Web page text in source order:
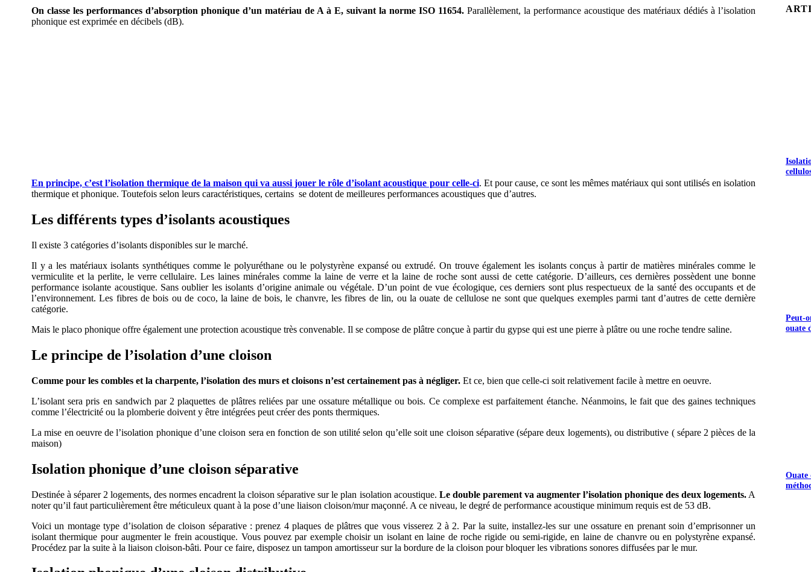
On classe les performances d’absorption phonique d’un matériau de A à E, suivant la norme ISO 11654. Parallèlement, la performance acoustique des matériaux dédiés à l’isolation
phonique est exprimée en décibels (dB).
En principe, c’est l’isolation thermique de la maison qui va aussi jouer le rôle d’isolant acoustique pour celle-ci. Et pour cause, ce sont les mêmes matériaux qui sont utilisés en isolation
thermique et phonique. Toutefois selon leurs caractéristiques, certains se dotent de meilleures performances acoustiques que d’autres.
Les différents types d’isolants acoustiques
Il existe 3 catégories d’isolants disponibles sur le marché.
Il y a les matériaux isolants synthétiques comme le polyuréthane ou le polystyrène expansé ou extrudé. On trouve également les isolants conçus à partir de matières minérales comme le
vermiculite et la perlite, le verre cellulaire. Les laines minérales comme la laine de verre et la laine de roche sont aussi de cette catégorie. D’ailleurs, ces dernières possèdent une bonne
performance isolante acoustique. Sans oublier les isolants d’origine animale ou végétale. D’un point de vue écologique, ces derniers sont plus respectueux de la santé des occupants et de
l’environnement.Les fibres de bois ou de coco, la laine de bois, le chanvre, les fibres de lin, ou la ouate de cellulose ne sont que quelques exemples parmi tant d’autres de cette dernière
catégorie.
Mais le placo phonique offre également une protection acoustique très convenable. Il se compose de plâtre conçue à partir du gypse qui est une pierre à plâtre ou une roche tendre saline.
Le principe de l’isolation d’une cloison
Comme pour les combles et la charpente, l’isolation des murs et cloisons n’est certainement pas à négliger. Et ce, bien que celle-ci soit relativement facile à mettre en oeuvre.
L’isolant sera pris en sandwich par 2 plaquettes de plâtres reliées par une ossature métallique ou bois. Ce complexe est parfaitement étanche. Néanmoins, le fait que des gaines techniques
comme l’électricité ou la plomberie doivent y être intégrées peut créer des ponts thermiques.
La mise en oeuvre de l’isolation phonique d’une cloison sera en fonction de son utilité selon qu’elle soit une cloison séparative (sépare deux logements), ou distributive ( sépare 2 pièces de la
maison)
Isolation phonique d’une cloison séparative
Destinée à séparer 2 logements, des normes encadrent la cloison séparative sur le plan isolation acoustique. Le double parement va augmenter l’isolation phonique des deux logements.A
noter qu’il faut particulièrement être méticuleux quant à la pose d’une liaison cloison/mur maçonné. A ce niveau, le degré de performance acoustique minimum requis est de 53 dB.
Voici un montage type d’isolation de cloison séparative : prenez 4 plaques de plâtres que vous visserez 2 à 2. Par la suite, installez-les sur une ossature en prenant soin d’emprisonner un
isolant thermique pour augmenter le frein acoustique. Vous pouvez par exemple choisir un isolant en laine de roche rigide ou semi-rigide, en laine de chanvre ou en polystyrène expansé.
Procédez par la suite à la liaison cloison-bâti. Pour ce faire, disposez un tampon amortisseur sur la bordure de la cloison pour bloquer les vibrations sonores diffusées par le mur.
Peut-
ouate
Ouate